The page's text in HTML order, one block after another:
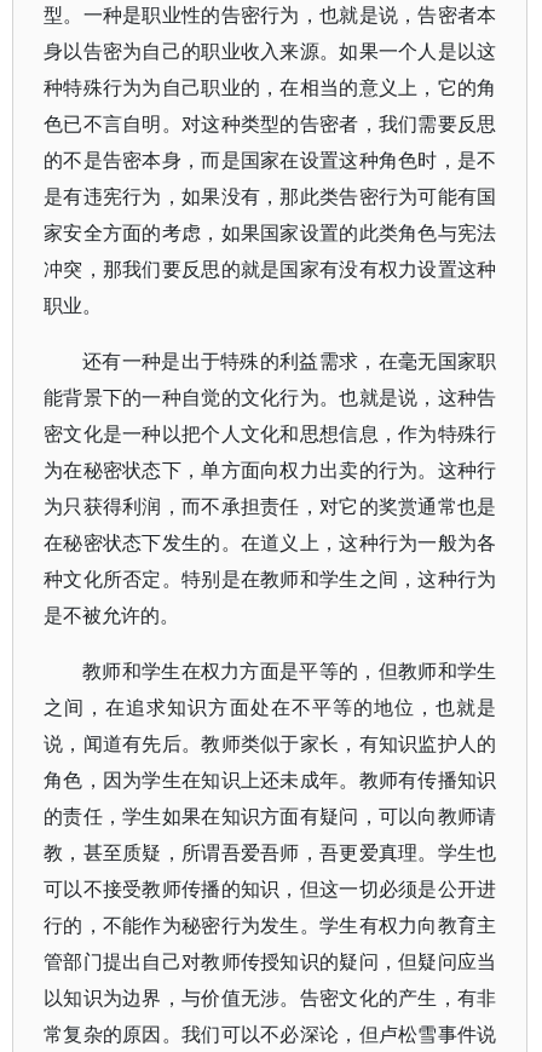
型。一种是职业性的告密行为，也就是说，告密者本
身以告密为自己的职业收入来源。如果一个人是以这
种特殊行为为自己职业的，在相当的意义上，它的角
色已不言自明。对这种类型的告密者，我们需要反思
的不是告密本身，而是国家在设置这种角色时，是不
是有违宪行为，如果没有，那此类告密行为可能有国
家安全方面的考虑，如果国家设置的此类角色与宪法
冲突，那我们要反思的就是国家有没有权力设置这种
职业。
还有一种是出于特殊的利益需求，在毫无国家职
能背景下的一种自觉的文化行为。也就是说，这种告
密文化是一种以把个人文化和思想信息，作为特殊行
为在秘密状态下，单方面向权力出卖的行为。这种行
为只获得利润，而不承担责任，对它的奖赏通常也是
在秘密状态下发生的。在道义上，这种行为一般为各
种文化所否定。特别是在教师和学生之间，这种行为
是不被允许的。
教师和学生在权力方面是平等的，但教师和学生
之间，在追求知识方面处在不平等的地位，也就是
说，闻道有先后。教师类似于家长，有知识监护人的
角色，因为学生在知识上还未成年。教师有传播知识
的责任，学生如果在知识方面有疑问，可以向教师请
教，甚至质疑，所谓吾爱吾师，吾更爱真理。学生也
可以不接受教师传播的知识，但这一切必须是公开进
行的，不能作为秘密行为发生。学生有权力向教育主
管部门提出自己对教师传授知识的疑问，但疑问应当
以知识为边界，与价值无涉。告密文化的产生，有非
常复杂的原因。我们可以不必深论，但卢松雪事件说